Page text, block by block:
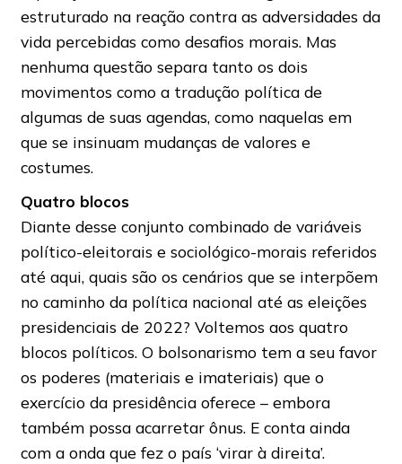
estruturado na reação contra as adversidades da
vida percebidas como desafios morais. Mas
nenhuma questão separa tanto os dois
movimentos como a tradução política de
algumas de suas agendas, como naquelas em
que se insinuam mudanças de valores e
costumes.
Quatro blocos
Diante desse conjunto combinado de variáveis
político-eleitorais e sociológico-morais referidos
até aqui, quais são os cenários que se interpõem
no caminho da política nacional até as eleições
presidenciais de 2022? Voltemos aos quatro
blocos políticos. O bolsonarismo tem a seu favor
os poderes (materiais e imateriais) que o
exercício da presidência oferece – embora
também possa acarretar ônus. E conta ainda
com a onda que fez o país ‘virar à direita’.